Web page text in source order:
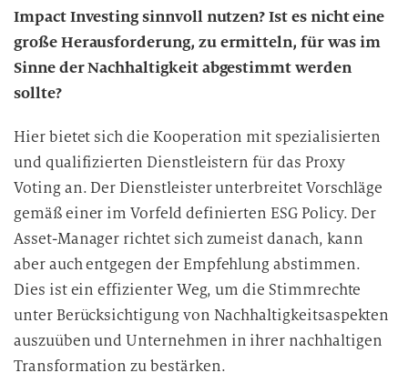
Impact Investing sinnvoll nutzen? Ist es nicht eine
große Herausforderung, zu ermitteln, für was im
Sinne der Nachhaltigkeit abgestimmt werden
sollte?
Hier bietet sich die Kooperation mit spezialisierten
und qualifizierten Dienstleistern für das Proxy
Voting an. Der Dienstleister unterbreitet Vorschläge
gemäß einer im Vorfeld definierten ESG Policy. Der
Asset-Manager richtet sich zumeist danach, kann
aber auch entgegen der Empfehlung abstimmen.
Dies ist ein effizienter Weg, um die Stimmrechte
unter Berücksichtigung von Nachhaltigkeitsaspekten
auszuüben und Unternehmen in ihrer nachhaltigen
Transformation zu bestärken.